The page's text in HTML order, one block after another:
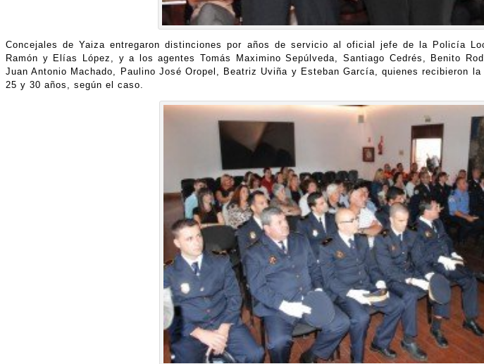
Concejales de Yaiza entregaron distinciones por años de servicio al oficial jefe de la Policía
Ramón y Elías López, y a los agentes Tomás Maximino Sepúlveda, Santiago Cedrés, Benito
Juan Antonio Machado, Paulino José Oropel, Beatriz Uviña y Esteban García, quienes recibieron
25 y 30 años, según el caso.